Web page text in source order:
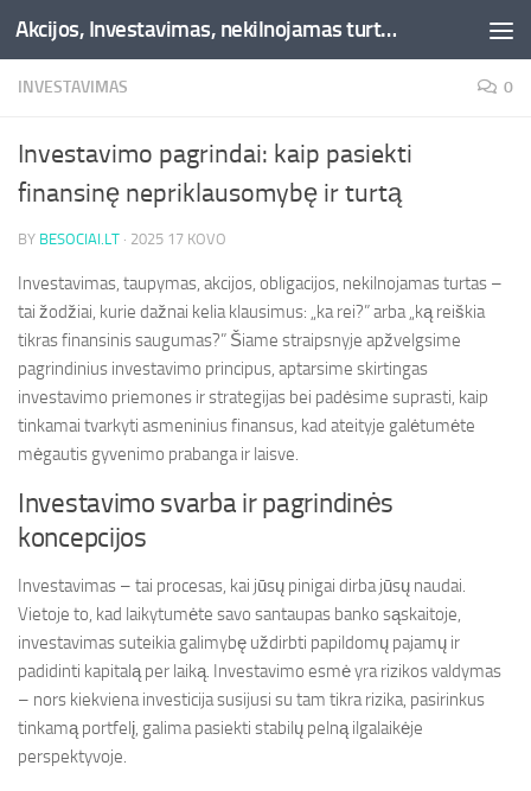
Skip to content Akcijos, Investavimas, nekilnojamas turtas, kriptovaliutos - Besociai.lt
INVESTAVIMAS 0
Investavimo pagrindai: kaip pasiekti
finansinę nepriklausomybę ir turtą
BY BESOCIAI.LT · 2025 17 KOVO
Investavimas, taupymas, akcijos, obligacijos, nekilnojamas turtas –
tai žodžiai, kurie dažnai kelia klausimus: „ka rei?” arba „ką reiškia
tikras finansinis saugumas?” Šiame straipsnyje apžvelgsime
pagrindinius investavimo principus, aptarsime skirtingas
investavimo priemones ir strategijas bei padėsime suprasti, kaip
tinkamai tvarkyti asmeninius finansus, kad ateityje galėtumėte
mėgautis gyvenimo prabanga ir laisve.
Investavimo svarba ir pagrindinės
koncepcijos
Investavimas – tai procesas, kai jūsų pinigai dirba jūsų naudai.
Vietoje to, kad laikytumėte savo santaupas banko sąskaitoje,
investavimas suteikia galimybę uždirbti papildomų pajamų ir
padidinti kapitalą per laiką. Investavimo esmė yra rizikos valdymas
– nors kiekviena investicija susijusi su tam tikra rizika, pasirinkus
tinkamą portfelį, galima pasiekti stabilų pelną ilgalaikėje
perspektyvoje.